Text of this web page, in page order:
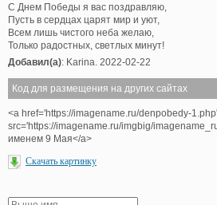
С Днем Победы я вас поздравляю,
Пусть в сердцах царят мир и уют,
Всем лишь чистого неба желаю,
Только радостных, светлых минут!
Добавил(а): Karina. 2022-02-22
Код для размещения на других сайтах
<a href='https://imagename.ru/denpobedy-
src='https://imagename.ru/imgbig/
именем 9 Мая</a>
Скачать картинку